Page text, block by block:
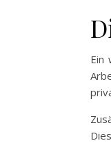
Ein